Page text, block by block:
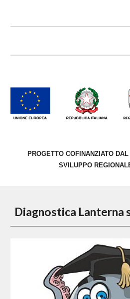
PROGETTO COFINANZIATO
SVILUPPO
Diagnostica Lanterna